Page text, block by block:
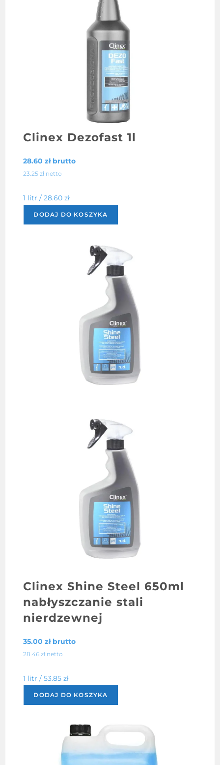
Clinex Dezofast 1l
28.60złbrutto
23.25 zł netto
1 litr / 28.60zł
DODAJ DO KOSZYKA
Clinex Shine Steel 650ml
nabłyszczanie stali
nierdzewnej
35.00złbrutto
28.46zł netto
1 litr / 53.85zł
DODAJ DO KOSZYKA